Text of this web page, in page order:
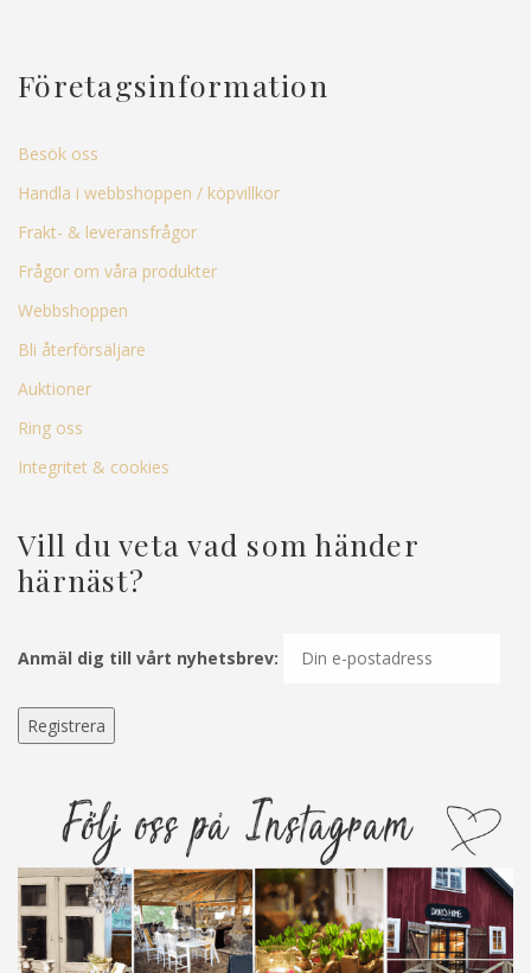
Företagsinformation
Besök oss
Handla i webbshoppen / köpvillkor
Frakt- & leveransfrågor
Frågor om våra produkter
Webbshoppen
Bli återförsäljare
Auktioner
Ring oss
Integritet & cookies
Vill du veta vad som händer
härnäst?
Anmäl dig till vårt nyhetsbrev: